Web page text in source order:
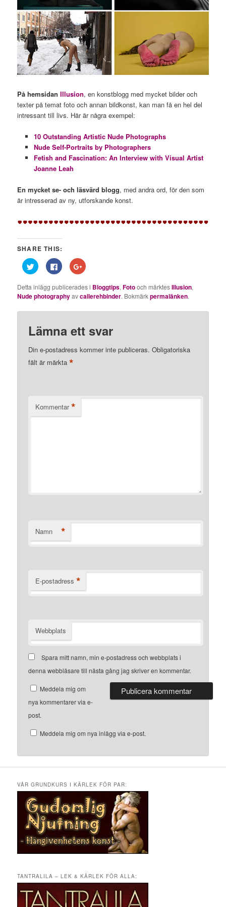
På hemsidanIllusion, en konstblogg med mycket bilder och
texter på temat foto och annan bildkonst, kan man få en hel del
intressant till livs. Här är några exempel:
10 Outstanding Artistic Nude Photographs
Nude Self-Portraits by Photographers
Fetish and Fascination: An Interview with Visual Artist
Joanne Leah
En mycket se- och läsvärd blogg, med andra ord, för den som
är intresserad av ny, utforskande konst.
SHARE THIS:
Klicka
för
på
Twitter
(Öppnas
ett
fönster)
Klicka
för
på
Facebook
(Öppnas
ett
Klicka
för
på
Google+
(Öppnas
ett
Detta inlägg publicerades i Bloggtips,Fotooch märktesIllusion,
Nude photographyavcallerehbinder. Bokmärkpermalänken.
Lämna ett svar
Din e-postadress kommer inte publiceras. Obligatoriska
fält är märkta*
Kommentar *
Namn *
E-postadress *
Webbplats
Spara mitt namn, min e-postadress och webbplats i
denna webbläsare till nästa gång jag skriver en kommentar.
Meddela mig om
nya kommentarer via e-
post.
Meddela mig om nya inlägg via e-post.
VÅR GRUNDKURS I KÄRLEK FÖR PAR:
TANTRALILA – LEK & KÄRLEK FÖR ALLA: